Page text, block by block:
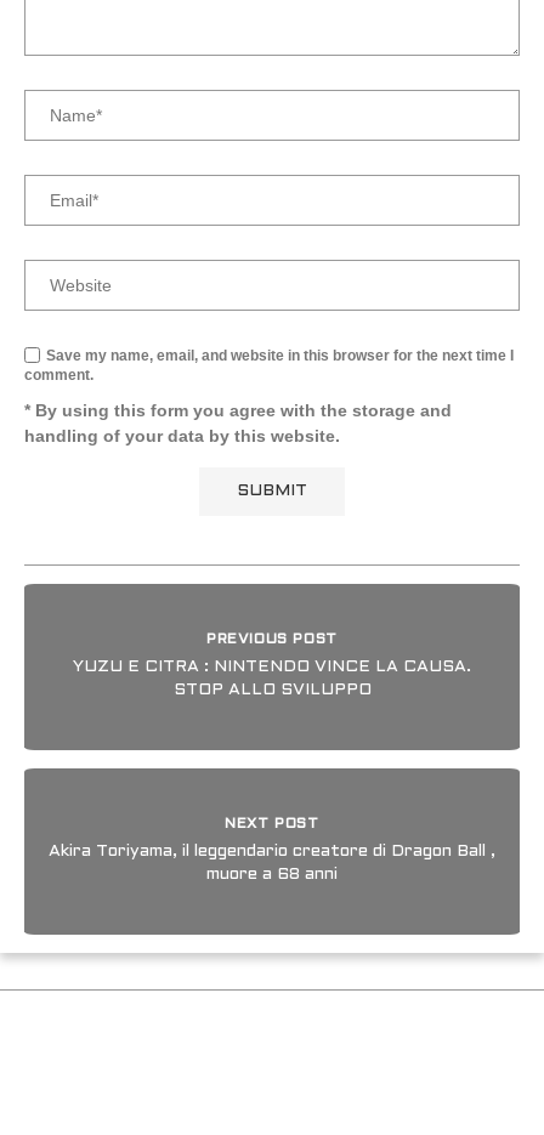
Save my name, email, and website in this browser for the next time I
comment.
* By using this form you agree with the storage and
handling of your data by this website.
PREVIOUS POST
YUZU E CITRA : NINTENDO VINCE LA CAUSA.
STOP ALLO SVILUPPO
NEXT POST
Akira Toriyama, il leggendario creatore di Dragon Ball ,
muore a 68 anni